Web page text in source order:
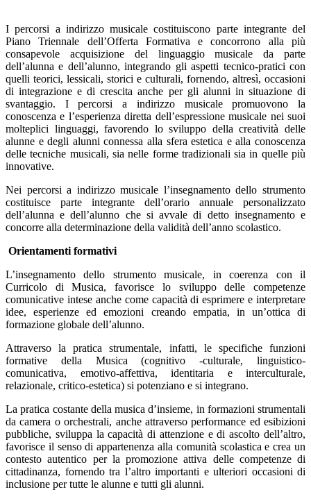
I percorsi a indirizzo musicale costituiscono parte integrante del
Piano Triennale dell’Offerta Formativa e concorrono alla più
consapevole acquisizione del linguaggio musicale da parte
dell’alunna e dell’alunno, integrando gli aspetti tecnico-pratici con
quelli teorici, lessicali, storici e culturali, fornendo, altresì, occasioni
di integrazione e di crescita anche per gli alunni in situazione di
svantaggio. I percorsi a indirizzo musicale promuovono la
conoscenza e l’esperienza diretta dell’espressione musicale nei suoi
molteplici linguaggi, favorendo lo sviluppo della creatività delle
alunne e degli alunni connessa alla sfera estetica e alla conoscenza
delle tecniche musicali, sia nelle forme tradizionali sia in quelle più
innovative.
Nei percorsi a indirizzo musicale l’insegnamento dello strumento
costituisce parte integrante dell’orario annuale personalizzato
dell’alunna e dell’alunno che si avvale di detto insegnamento e
concorre alla determinazione della validità dell’anno scolastico.
Orientamenti formativi
L’insegnamento dello strumento musicale, in coerenza con il
Curricolo di Musica, favorisce lo sviluppo delle competenze
comunicative intese anche come capacità di esprimere e interpretare
idee, esperienze ed emozioni creando empatia, in un’ottica di
formazione globale dell’alunno.
Attraverso la pratica strumentale, infatti, le specifiche funzioni
formative della Musica (cognitivo -culturale, linguistico-
comunicativa, emotivo-affettiva, identitaria e interculturale,
relazionale, critico-estetica) si potenziano e si integrano.
La pratica costante della musica d’insieme, in formazioni strumentali
da camera o orchestrali, anche attraverso performance ed esibizioni
pubbliche, sviluppa la capacità di attenzione e di ascolto dell’altro,
favorisce il senso di appartenenza alla comunità scolastica e crea un
contesto autentico per la promozione attiva delle competenze di
cittadinanza, fornendo tra l’altro importanti e ulteriori occasioni di
inclusione per tutte le alunne e tutti gli alunni.